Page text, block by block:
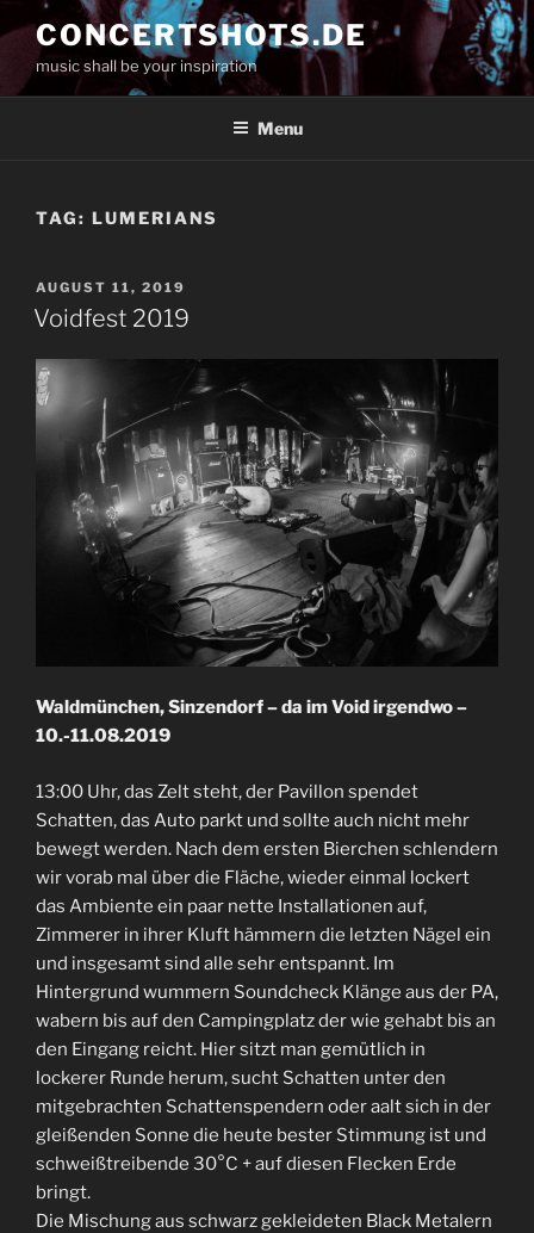
to
content
CONCERTSHOTS.DE
music shall be your inspiration
Menu
TAG: LUMERIANS
POSTED
ON
AUGUST 11, 2019
Voidfest 2019
Waldmünchen, Sinzendorf – da im Void irgendwo –
10.-11.08.2019
13:00 Uhr, das Zelt steht, der Pavillon spendet
Schatten, das Auto parkt und sollte auch nicht mehr
bewegt werden. Nach dem ersten Bierchen schlendern
wir vorab mal über die Fläche, wieder einmal lockert
das Ambiente ein paar nette Installationen auf,
Zimmerer in ihrer Kluft hämmern die letzten Nägel ein
und insgesamt sind alle sehr entspannt. Im
Hintergrund wummern Soundcheck Klänge aus der PA,
wabern bis auf den Campingplatz der wie gehabt bis an
den Eingang reicht. Hier sitzt man gemütlich in
lockerer Runde herum, sucht Schatten unter den
mitgebrachten Schattenspendern oder aalt sich in der
gleißenden Sonne die heute bester Stimmung ist und
schweißtreibende 30°C + auf diesen Flecken Erde
bringt.
Die Mischung aus schwarz gekleideten Black Metalern